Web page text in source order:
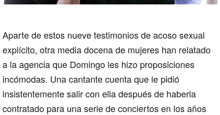
Aparte de estos nueve testimonios de acoso sexual
explícito, otra media docena de mujeres han relatado
a la agencia que Domingo les hizo proposiciones
incómodas. Una cantante cuenta que le pidió
insistentemente salir con ella después de haberla
contratado para una serie de conciertos en los años